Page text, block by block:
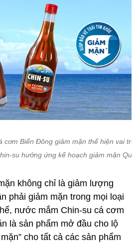
cơm Biển Đông giảm mặn thể hiện vai trò
su hưởng ứng kế hoạch giảm mặn
không chỉ là giảm lượng
phải giảm mặn trong mọi loại
nước mắm Chin-su cá cơm
là sản phẩm mở đầu cho lộ
cho tất cả các sản phẩm